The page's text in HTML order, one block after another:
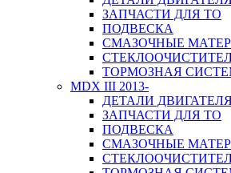
ЗАПЧАСТИ ДЛЯ ТО
ПОДВЕСКА
СМАЗОЧНЫЕ
ТОРМОЗНАЯ
MDX III 2013-
ДЕТАЛИ
ЗАПЧАСТИ ДЛЯ ТО
ПОДВЕСКА
СМАЗОЧНЫЕ